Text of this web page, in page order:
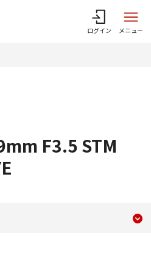
ログイン メニュー
F3.5 STM
特長 RF-S3.9mm F3.5